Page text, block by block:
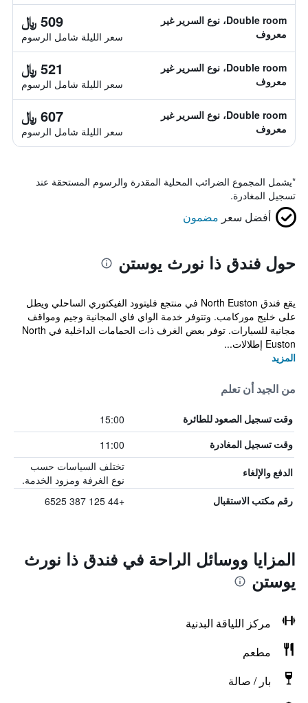
Double room، نوع السرير غير
معروف
509 ﷼
سعر الليلة شامل الرسوم
Double room، نوع السرير غير
معروف
521 ﷼
سعر الليلة شامل الرسوم
Double room، نوع السرير غير
معروف
607 ﷼
سعر الليلة شامل الرسوم
*يشمل المجموع الضرائب المحلية المقدرة والرسوم المستحقة عند
تسجيل المغادرة.
أفضل سعر مضمون
حول فندق ذا نورث يوستن
يقع فندق North Euston في منتجع فليتوود الفيكتوري الساحلي ويطل
على خليج موركامب. وتتوفر خدمة الواي فاي المجانية وجيم ومواقف
مجانية للسيارات. توفر بعض الغرف ذات الحمامات الداخلية في North
Euston إطلالات...
المزيد
من الجيد أن تعلم
وقت تسجيل الصعود للطائرة 15:00
وقت تسجيل المغادرة 11:00
الدفع والإلغاء
تختلف السياسات حسب
نوع الغرفة ومزود الخدمة.
رقم مكتب الاستقبال +44 125 387 6525
المزايا ووسائل الراحة في فندق ذا نورث
يوستن
مركز اللياقة البدنية
مطعم
بار / صالة